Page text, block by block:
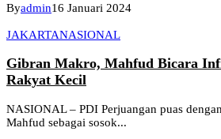
Byadmin16 Januari 2024
JAKARTANASIONAL
Gibran Makro, Mahfud Bicara
Rakyat Kecil
NASIONAL – PDI Perjuangan puas
Mahfud sebagai sosok...